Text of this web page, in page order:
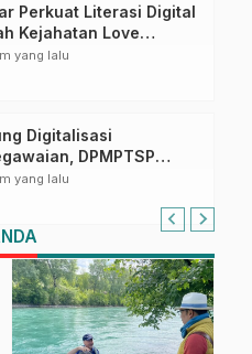
Perkuat Literasi Digital
Kejahatan Love
yang lalu
Digitalisasi
DPMPTSP
Siap Terapkan Aplikasi
yang lalu